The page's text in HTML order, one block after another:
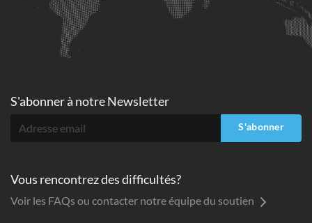
S'abonner à notre Newsletter
S'abonner
Vous rencontrez des difficultés?
Voir les FAQs ou contacter notre équipe du soutien